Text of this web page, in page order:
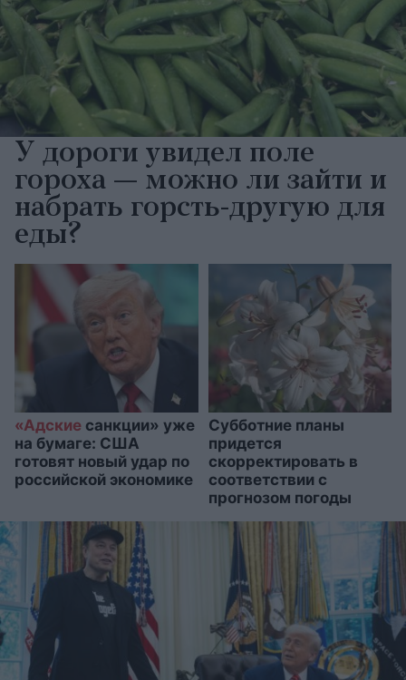
У дороги увидел поле
гороха — можно ли зайти и
набрать горсть-другую для
еды?
«Адские санкции» уже
на бумаге: США
готовят новый удар по
российской экономике
Субботние планы
придется
скорректировать в
соответствии с
прогнозом погоды